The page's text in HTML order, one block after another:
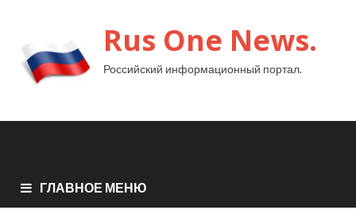
Rus One News.
Российский информационный портал.
ГЛАВНОЕ МЕНЮ